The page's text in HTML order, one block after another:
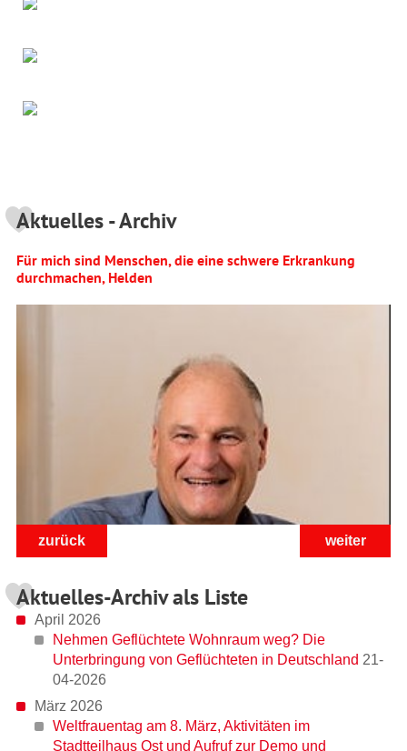
Aktuelles - Archiv
Für mich sind Menschen, die eine schwere Erkrankung
durchmachen, Helden
70376 zeigt Haltung - für Vielfalt und Zusammenhalt
zurück weiter
Aktuelles-Archiv als Liste
April 2026
Nehmen Geflüchtete Wohnraum weg? Die
Unterbringung von Geflüchteten in Deutschland 21-
04-2026
März 2026
Weltfrauentag am 8. März, Aktivitäten im
Stadtteilhaus Ost und Aufruf zur Demo und